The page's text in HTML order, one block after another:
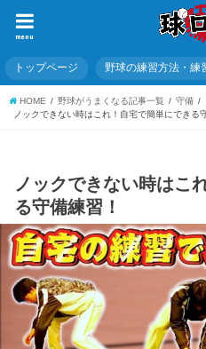
menu
トップページ 野球の練習方法・練
HOME 野球がうまくなる記事一覧
守備
ノックできない時はこれ！自宅で簡単にできる
ノックできない時はこ
る守備練習！